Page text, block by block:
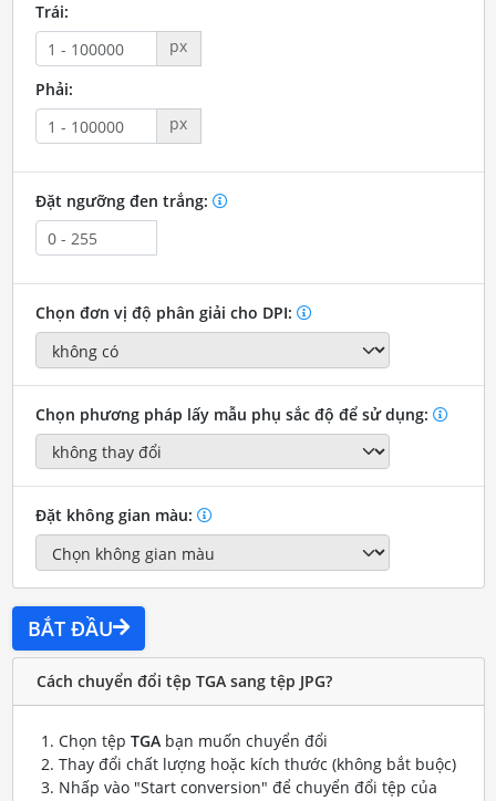
Trái:
px
Phải:
px
Đặt ngưỡng đen trắng:
Chọn đơn vị độ phân giải cho DPI:
Chọn phương pháp lấy mẫu phụ sắc độ để sử dụng:
Đặt không gian màu:
BẮT ĐẦU
Cách chuyển đổi tệp TGA sang tệp JPG?
Chọn tệp TGAbạn muốn chuyển đổi
Thay đổi chất lượng hoặc kích thước (không bắt buộc)
Nhấp vào "Start conversion" để chuyển đổi tệp của